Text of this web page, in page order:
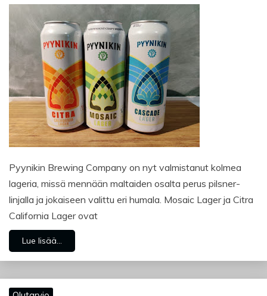
Pyynikin Brewing Company on nyt valmistanut kolmea
lageria, missä mennään maltaiden osalta perus pilsner-
linjalla ja jokaiseen valittu eri humala. Mosaic Lager ja Citra
California Lager ovat
Lue lisää...